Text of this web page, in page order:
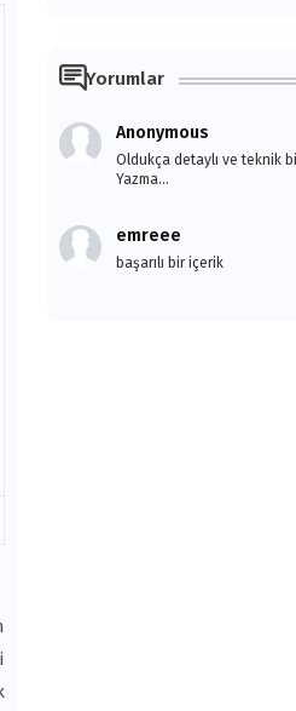
Yorumlar
Anonymous
Oldukça detaylı ve teknik
Yazma...
emreee
başarılı bir içerik